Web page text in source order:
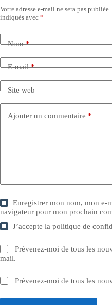
Votre adresse e-mail ne sera pas publiée.
indiqués avec *
Nom*
E-mail*
Site web
Ajouter un commentaire *
Enregistrer mon nom, mon e-
navigateur pour mon prochain
J’accepte lapolitique de
Prévenez-moi de tous les
mail.
Prévenez-moi de tous les